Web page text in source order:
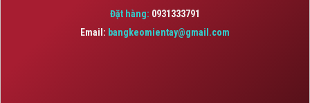
Đặt hàng: 0931333791
Email: bangkeomientay@gmail.com